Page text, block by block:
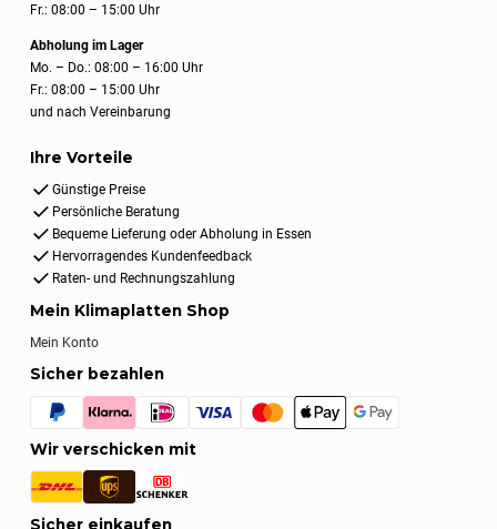
Fr.: 08:00 – 15:00 Uhr
Abholung im Lager
Mo. – Do.: 08:00 – 16:00 Uhr
Fr.: 08:00 – 15:00 Uhr
und nach Vereinbarung
Ihre Vorteile
Günstige Preise
Persönliche Beratung
Bequeme Lieferung oder Abholung in Essen
Hervorragendes Kundenfeedback
Raten- und Rechnungszahlung
Mein Klimaplatten Shop
Mein Konto
Sicher bezahlen
Wir verschicken mit
Sicher einkaufen